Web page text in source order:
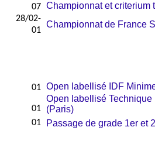
07 Championnat et
28/02-
01
Championnat de France
01 Open labellisé IDF
01
Open labellisé Technique
01 Passage de grade 1er et 2